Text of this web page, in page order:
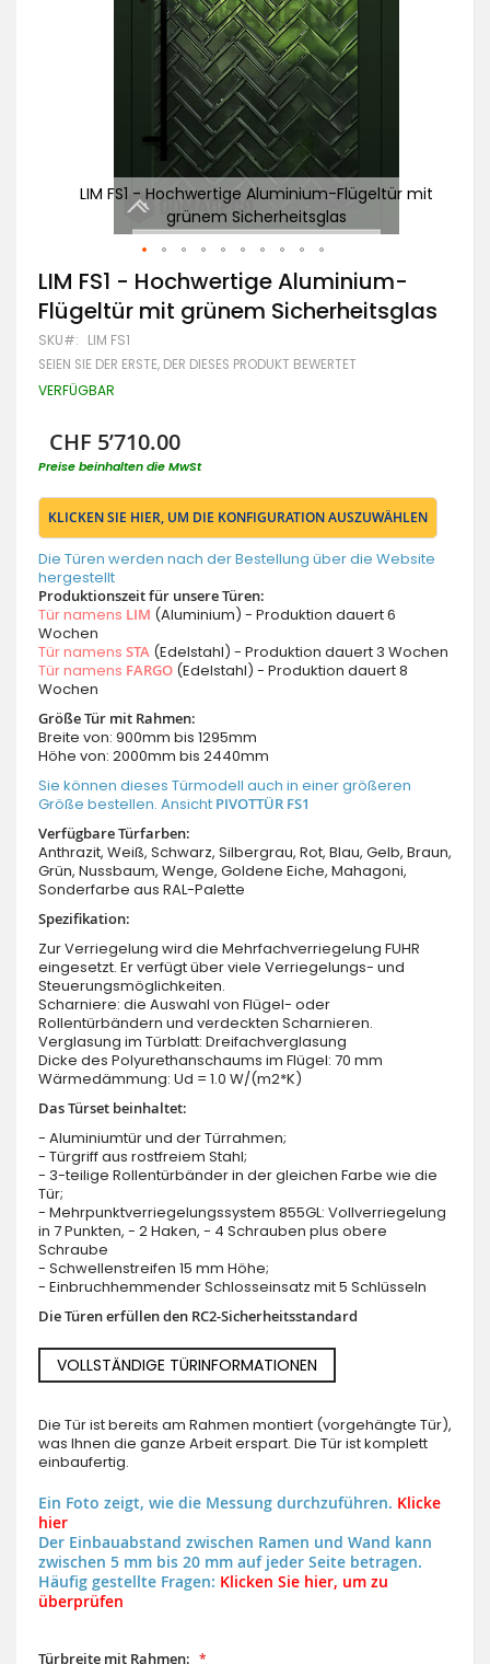
LIM FS1 - Hochwertige Aluminium-Flügeltür mit
grünem Sicherheitsglas
Zum
Anfang
der
Bildgalerie
springen
LIM FS1 - Hochwertige Aluminium-
Flügeltür mit grünem Sicherheitsglas
SKU LIM FS1
SEIEN SIE DER ERSTE, DER DIESES PRODUKT BEWERTET
VERFÜGBAR
CHF 5’710.00
Preise beinhalten die MwSt
KLICKEN SIE HIER, UM DIE KONFIGURATION AUSZUWÄHLEN
Die Türen werden nach der Bestellung über die Website
hergestellt
Produktionszeit für unsere Türen:
Tür namens LIM (Aluminium) - Produktion dauert 6
Wochen
Tür namens STA (Edelstahl) - Produktion dauert 3 Wochen
Tür namens FARGO (Edelstahl) - Produktion dauert 8
Wochen
Größe Tür mit Rahmen:
Breite von: 900mm bis 1295mm
Höhe von: 2000mm bis 2440mm
Sie können dieses Türmodell auch in einer größeren
Größe bestellen. Ansicht PIVOTTÜR FS1
Verfügbare Türfarben:
Anthrazit, Weiß, Schwarz, Silbergrau, Rot, Blau, Gelb, Braun,
Grün, Nussbaum, Wenge, Goldene Eiche, Mahagoni,
Sonderfarbe aus RAL-Palette
Spezifikation:
Zur Verriegelung wird die Mehrfachverriegelung FUHR
eingesetzt. Er verfügt über viele Verriegelungs- und
Steuerungsmöglichkeiten.
Scharniere: die Auswahl von Flügel- oder
Rollentürbändern und verdeckten Scharnieren.
Verglasung im Türblatt: Dreifachverglasung
Dicke des Polyurethanschaums im Flügel: 70 mm
Wärmedämmung: Ud = 1.0 W/(m2*K)
Das Türset beinhaltet:
- Aluminiumtür und der Türrahmen;
- Türgriff aus rostfreiem Stahl;
- 3-teilige Rollentürbänder in der gleichen Farbe wie die
Tür;
- Mehrpunktverriegelungssystem 855GL: Vollverriegelung
in 7 Punkten, - 2 Haken, - 4 Schrauben plus obere
Schraube
- Schwellenstreifen 15 mm Höhe;
- Einbruchhemmender Schlosseinsatz mit 5 Schlüsseln
Die Türen erfüllen den RC2-Sicherheitsstandard
VOLLSTÄNDIGE TÜRINFORMATIONEN
Die Tür ist bereits am Rahmen montiert (vorgehängte Tür),
was Ihnen die ganze Arbeit erspart. Die Tür ist komplett
einbaufertig.
Ein Foto zeigt, wie die Messung durchzuführen. Klicke
hier
Der Einbauabstand zwischen Ramen und Wand kann
zwischen 5 mm bis 20 mm auf jeder Seite betragen.
Häufig gestellte Fragen: Klicken Sie hier, um zu
überprüfen
Türbreite mit Rahmen: